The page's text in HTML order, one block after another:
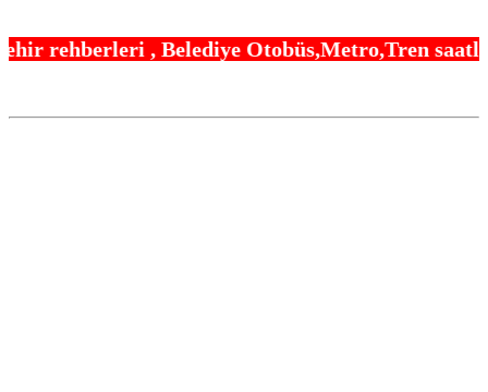
, Belediye Otobüs,Metro,Tren saatleri